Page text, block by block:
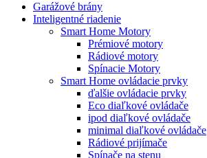
Garážové brány
Inteligentné riadenie
Smart Home Motory
Prémiové motory
Rádiové motory
Spínacie Motory
Smart Home ovládacie prvky
ďalšie ovládacie prvky
Eco diaľkové ovládače
ipod diaľkové ovládače
minimal diaľkové ovládače
Rádiové prijímače
Spínače na stenu